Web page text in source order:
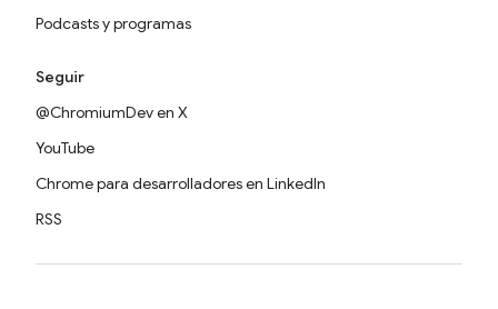
Podcasts y programas
Seguir
@ChromiumDev en X
YouTube
Chrome para desarrolladores en LinkedIn
RSS